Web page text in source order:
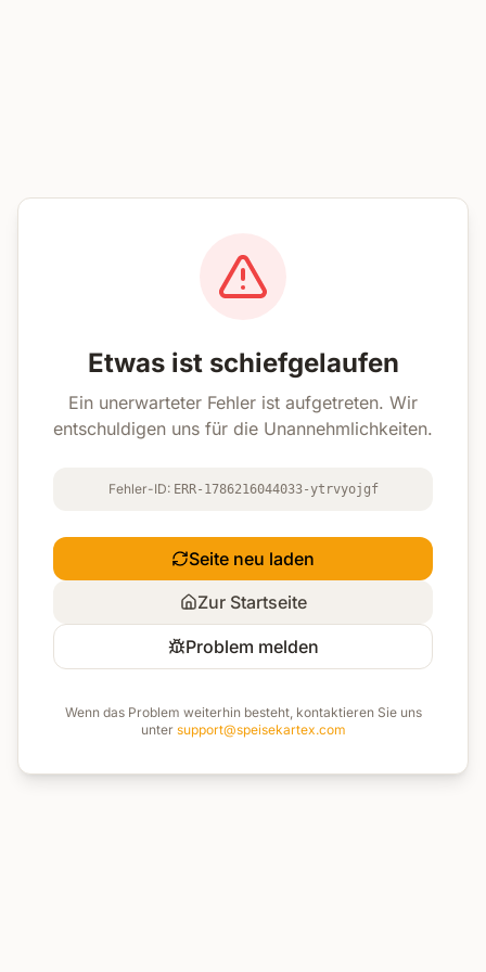
Etwas ist schiefgelaufen
Ein unerwarteter Fehler ist aufgetreten. Wir
entschuldigen uns für die Unannehmlichkeiten.
Fehler-ID: ERR-1786216044033-ytrvyojgf
Seite neu laden
Zur Startseite
Problem melden
Wenn das Problem weiterhin besteht, kontaktieren Sie uns
unter support@speisekartex.com